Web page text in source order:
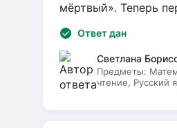
мёртвый». Теперь
Ответ дан
Светлана
Предметы:
чтение, Русский